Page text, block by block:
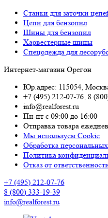
Станки для заточки
Цепи для бензопил
Шины для бензопил
Харвестерные шины
Спецодежда для
Интернет-магазин Орегон
Юр.адрес: 115054,
+7 (495) 212-07-76, 8
info@realforest.ru
Пн-пт с 09:00 до 16:00
Отправка товара
Мы используем Cookie
Обработка
Политика
Отказ от
+7 (495) 212-07-76
8 (800) 333-19-39
info@realforest.ru